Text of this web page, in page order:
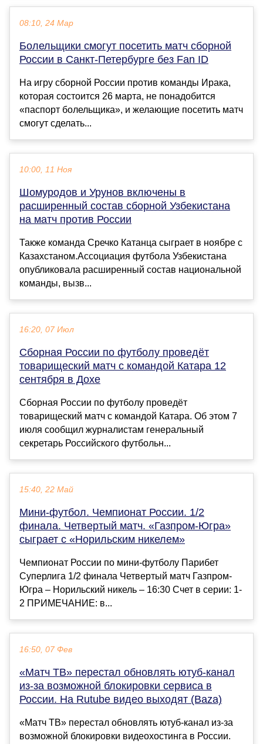
08:10, 24 Мар
Болельщики смогут посетить матч сборной
России в Санкт-Петербурге без Fan ID
На игру сборной России против команды Ирака,
которая состоится 26 марта, не понадобится
«паспорт болельщика», и желающие посетить матч
смогут сделать...
10:00, 11 Ноя
Шомуродов и Урунов включены в
расширенный состав сборной Узбекистана
на матч против России
Также команда Сречко Катанца сыграет в ноябре с
Казахстаном.Ассоциация футбола Узбекистана
опубликовала расширенный состав национальной
команды, вызв...
16:20, 07 Июл
Сборная России по футболу проведёт
товарищеский матч с командой Катара 12
сентября в Дохе
Сборная России по футболу проведёт
товарищеский матч с командой Катара. Об этом 7
июля сообщил журналистам генеральный
секретарь Российского футбольн...
15:40, 22 Май
Мини-футбол. Чемпионат России. 1/2
финала. Четвертый матч. «Газпром-Югра»
сыграет с «Норильским никелем»
Чемпионат России по мини-футболу Парибет
Суперлига 1/2 финала Четвертый матч Газпром-
Югра – Норильский никель – 16:30 Счет в серии: 1-
2 ПРИМЕЧАНИЕ: в...
16:50, 07 Фев
«Матч ТВ» перестал обновлять ютуб-канал
из-за возможной блокировки сервиса в
России. На Rutube видео выходят (Baza)
«Матч ТВ» перестал обновлять ютуб-канал из-за
возможной блокировки видеохостинга в России.